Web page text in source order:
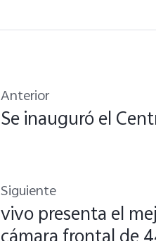
Anterior
Se inauguró el
Siguiente
vivo presenta el